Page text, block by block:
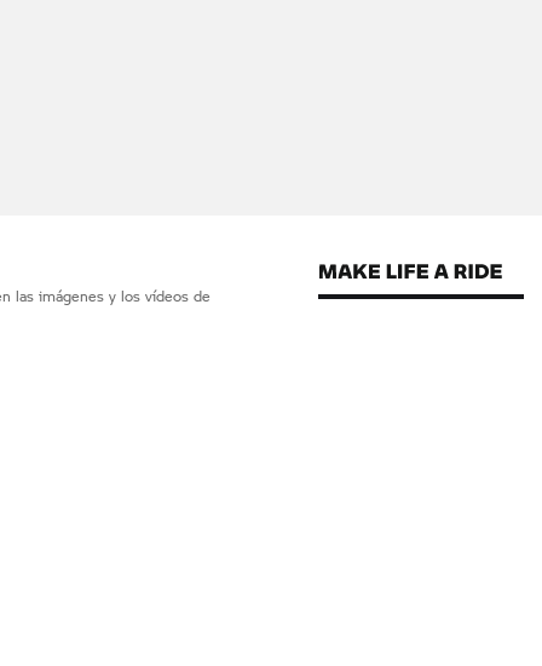
las imágenes y los vídeos de